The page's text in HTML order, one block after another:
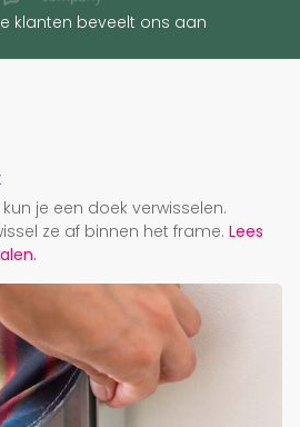
klanten beveelt ons aan
je een doek verwisselen.
ze af binnen het frame. Lees